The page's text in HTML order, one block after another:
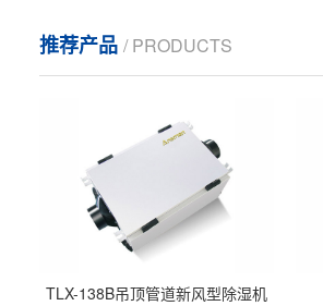
推荐产品 / PRODUCTS
TLX-138B吊顶管道新风型除湿机